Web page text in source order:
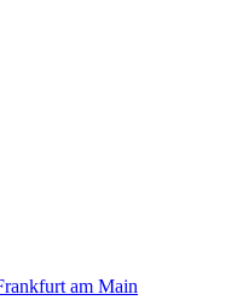
am Main